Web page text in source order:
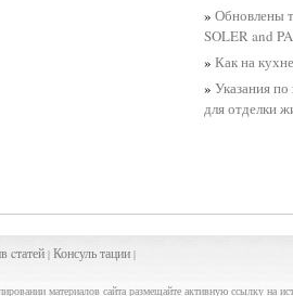
»Обновлены
SOLER and
»Как на
»Указания
для отделки
cтатей |Консуль тации |
материалов сайта размещайте активную ссылку на